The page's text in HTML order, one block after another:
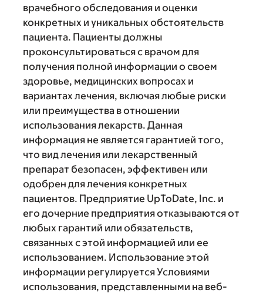
врачебного обследования и оценки
конкретных и уникальных обстоятельств
пациента. Пациенты должны
проконсультироваться с врачом для
получения полной информации о своем
здоровье, медицинских вопросах и
вариантах лечения, включая любые риски
или преимущества в отношении
использования лекарств. Данная
информация не является гарантией того,
что вид лечения или лекарственный
препарат безопасен, эффективен или
одобрен для лечения конкретных
пациентов. Предприятие UpToDate, Inc. и
его дочерние предприятия отказываются от
любых гарантий или обязательств,
связанных с этой информацией или ее
использованием. Использование этой
информации регулируется Условиями
использования, представленными на веб-